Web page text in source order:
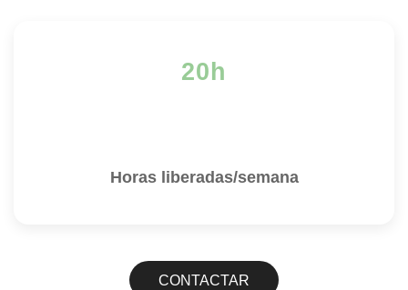
20h
Horas liberadas/semana
CONTACTAR